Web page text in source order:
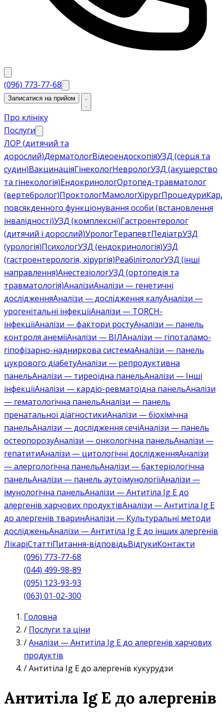
(096) 773-77-68
Записатися на прийом
Про клініку
Послуги
ЛОР (дитячий та
дорослий)ДерматологВідеоендоскопіяУЗД (серця та
судин)ВакцинаціяГінекологНеврологУЗД (акушерство
та гінекологія)ЕндокринологОртопед-травматолог
(вертебролог)ПроктологМамологХірургПроцедури
повсякденного функціонування особи (встановлення
інвалідності)УЗД (комплексні)Гастроентеролог
(дитячий і дорослий)УрологТерапевтПедіатрУЗД
(урологія)ПсихологУЗД (ендокринологія)УЗД
(гастроентерологія, хірургія)РеабілітологУЗД (інші
направлення)АнестезіологУЗД (ортопедія та
травматологія)АналізиАналізи — генетичні
дослідженняАналізи — дослідження калуАналізи —
урогенітальні інфекціїАналізи — TORCH-
інфекціїАналізи — фактори ростуАналізи — панель
контроля анеміїАналізи — ВІЛАналізи — гіпоталамо-
гіпофізарно-надниркова системаАналізи — панель
цукрового діабетуАналізи — репродуктивна
панельАналізи — тиреоїдна панельАналізи — Інші
інфекціїАналізи — кардіо-ревматоїдна панельАналізи
— гематологічна панельАналізи — панель
пренатальної діагностикиАналізи — біохімічна
панельАналізи — дослідження сечіАналізи — панель
остеопорозуАналізи — онкологічна панельАналізи —
гепатитиАналізи — цитологічні дослідженняАналізи
— алергологічна панельАналізи — бактеріологічна
панельАналізи — панель аутоімунологіїАналізи —
імунологічна панельАналізи — Антитіла Ig E до
алергенів харчових продуктівАналізи — Антитіла Ig E
до алергенів тваринАналізи — Культуральні методи
дослідженьАналізи — Антитіла Ig E до інших алергенів
ЛікаріСтаттіПитання-відповідьВідгукиКонтакти
(096) 773-77-68
(044) 499-98-89
(095) 123-93-93
(063) 01-02-300
Головна
/ Послуги та ціни
/Аналізи — Антитіла Ig E до алергенів харчових
продуктів
/Антитіла Ig E до алергенів кукурудзи
Антитіла Ig E до алергенів